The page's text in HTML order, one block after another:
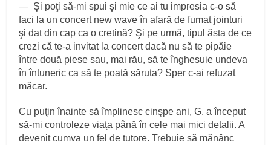
— Şi poţi să‑mi spui şi mie ce ai tu impresia c‑o să
faci la un concert new wave în afară de fumat jointuri
şi dat din cap ca o cretină? Şi pe urmă, tipul ăsta de ce
crezi că te‑a invitat la concert dacă nu să te pipăie
între două piese sau, mai rău, să te înghesuie undeva
în întuneric ca să te poată săruta? Sper c‑ai refuzat
măcar.
Cu puţin înainte să împlinesc cinşpe ani, G. a început
să‑mi controleze viaţa până în cele mai mici detalii. A
devenit cumva un fel de tutore. Trebuie să mănânc